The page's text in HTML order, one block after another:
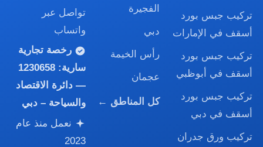
تركيب جبس بورد
أسقف في الإمارات
تركيب جبس بورد
أسقف في أبوظبي
تركيب جبس بورد
أسقف في دبي
تركيب ورق جدران
الفجيرة
دبي
رأس الخيمة
عجمان
كل المناطق ←
تواصل عبر
واتساب
رخصة تجارية
سارية:1230658
— دائرة الاقتصاد
والسياحة – دبي
نعمل منذ عام
2023